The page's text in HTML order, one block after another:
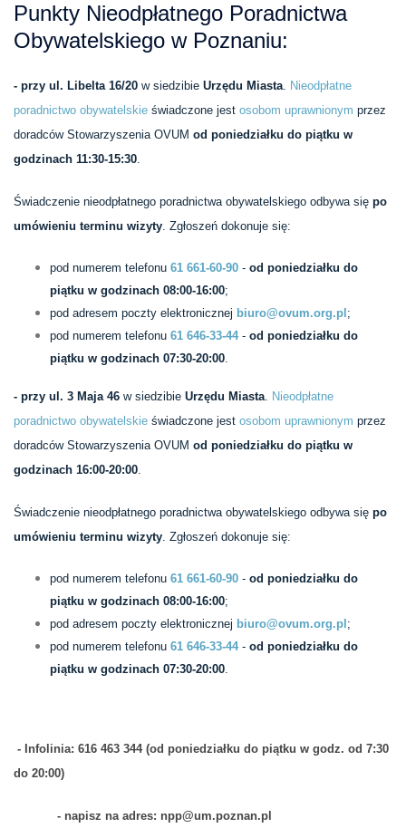
Punkty Nieodpłatnego Poradnictwa
Obywatelskiego w Poznaniu:
- przy ul. Libelta 16/20 w siedzibie Urzędu Miasta. Nieodpłatne
poradnictwo obywatelskie świadczone jest osobom uprawnionym przez
doradców Stowarzyszenia OVUM od poniedziałku do piątku w
godzinach 11:30-15:30.
Świadczenie nieodpłatnego poradnictwa obywatelskiego odbywa się po
umówieniu terminu wizyty. Zgłoszeń dokonuje się:
pod numerem telefonu 61 661-60-90 - od poniedziałku do
piątku w godzinach 08:00-16:00;
pod adresem poczty elektronicznej biuro@ovum.org.pl ;
pod numerem telefonu 61 646-33-44- od poniedziałku do
piątku w godzinach 07:30-20:00.
- przy ul. 3 Maja 46 w siedzibie Urzędu Miasta. Nieodpłatne
poradnictwo obywatelskie świadczone jest osobom uprawnionym przez
doradców Stowarzyszenia OVUM od poniedziałku do piątku w
godzinach 16:00-20:00.
Świadczenie nieodpłatnego poradnictwa obywatelskiego odbywa się po
umówieniu terminu wizyty. Zgłoszeń dokonuje się:
pod numerem telefonu 61 661-60-90 - od poniedziałku do
piątku w godzinach 08:00-16:00;
pod adresem poczty elektronicznej biuro@ovum.org.pl ;
pod numerem telefonu 61 646-33-44- od poniedziałku do
piątku w godzinach 07:30-20:00.
- Infolinia: 616 463 344 (od poniedziałku do piątku w godz. od 7:30
do 20:00)
- napisz na adres: npp@um.poznan.pl